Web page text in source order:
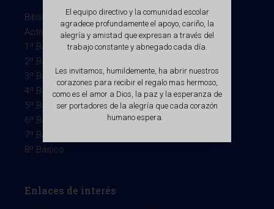
Biblioteca Virtual
Actividades extraescolares
1º Básico
2º Básico
3º Básico
4º Básico
5º Básico
6º Básico
7º Básico
8º Básico
Enlaces de interés
El equipo directivo y la comunidad escolar
agradece profundamente el apoyo, cariño, la
alegría y amistad que expresan a través del
trabajo constante y abnegado cada día.
Les invitamos, humildemente, ha abrir nuestros
corazones para recibir el regalo mas hermoso,
como es el amor a Dios, la paz y la esperanza de
ser portadores de la alegría que cada corazón
humano espera.